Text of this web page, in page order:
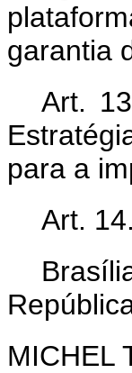
garantia
Art.
para a
Art.
MICHEL